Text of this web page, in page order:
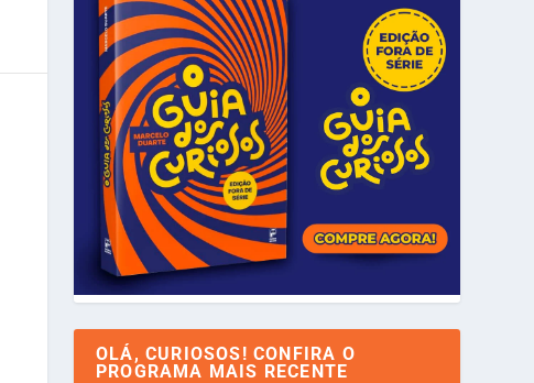
OLÁ, CURIOSOS! CONFIRA O
PROGRAMA MAIS RECENTE